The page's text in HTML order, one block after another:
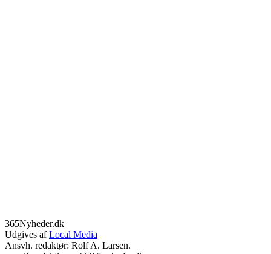
365Nyheder.dk
Udgives afLocal Media
Ansvh. redaktør: Rolf A. Larsen.